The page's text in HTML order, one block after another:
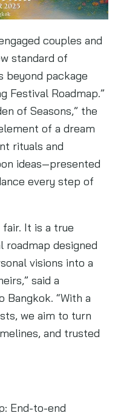
couples and
standard of
beyond package
Festival Roadmap.”
of Seasons,” the
of a dream
rituals and
ideas—presented
every step of
It is a true
roadmap designed
visions into a
said a
“With a
we aim to turn
and trusted
End-to-end